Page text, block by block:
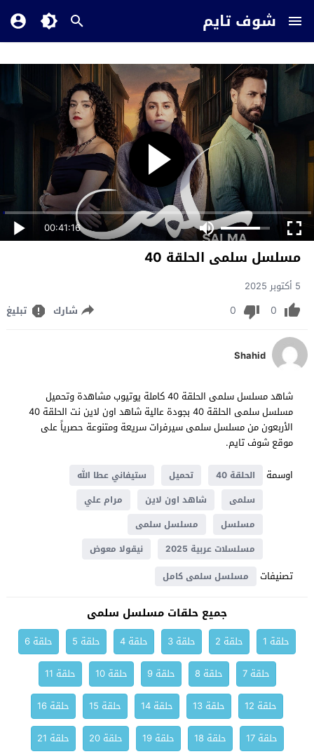
شوف تايم
00:41:16
مسلسل سلمى الحلقة 40
5 أكتوبر 2025
0
0 شارك تبليغ
Shahid
شاهد مسلسل سلمى الحلقة 40 كاملة يوتيوب مشاهدة وتحميل
مسلسل سلمى الحلقة 40 بجودة عالية شاهد اون لاين نت الحلقة 40
الأربعون من مسلسل سلمى سيرفرات سريعة ومتنوعة حصرياً على
موقع شوف تايم.
اوسمة
الحلقة 40 تحميل
ستيفاني عطا الله
سلمى
شاهد اون لاين
مرام علي
مسلسل
مسلسل سلمى
مسلسلات عربية 2025
نيقولا معوض
تصنيفات مسلسل سلمى كامل
جميع حلقات مسلسل سلمى
حلقة 1 حلقة 2 حلقة 3 حلقة 4 حلقة 5
حلقة 6
حلقة 7
حلقة 8 حلقة 9 حلقة 10
حلقة 11
حلقة 12
حلقة 13 حلقة 14 حلقة 15
حلقة 16
حلقة 17
حلقة 18 حلقة 19 حلقة 20
حلقة 21